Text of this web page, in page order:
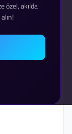
özel, akılda